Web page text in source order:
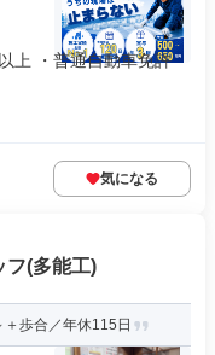
上 ・普通自動車免許
気になる
フ(多能工)
歩合／年休115日